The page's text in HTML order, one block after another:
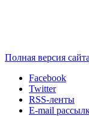
Полная версия сайта
Facebook
Twitter
RSS-ленты
E-mail